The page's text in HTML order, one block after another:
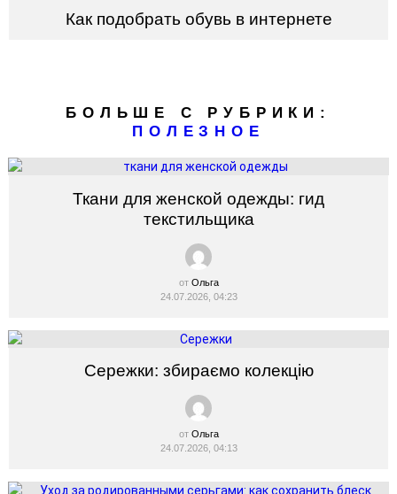
Как подобрать обувь в интернете
БОЛЬШЕ С РУБРИКИ:
ПОЛЕЗНОЕ
Ткани для женской одежды: гид
текстильщика
от Ольга
24.07.2026, 04:23
Сережки: збираємо колекцію
от Ольга
24.07.2026, 04:13